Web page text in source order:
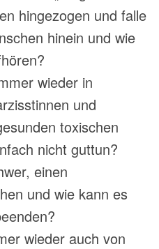
hingezogen und falle
hinein und wie
wieder in
und
toxischen
nicht guttun?
einen
und wie kann es
wieder auch von